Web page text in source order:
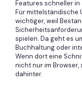
Features schneller
Für mittelständische
wichtiger, weil
spielen. Da geht es
Buchhaltung oder
Wenn dort eine
nicht nur im Browser,
dahinter.